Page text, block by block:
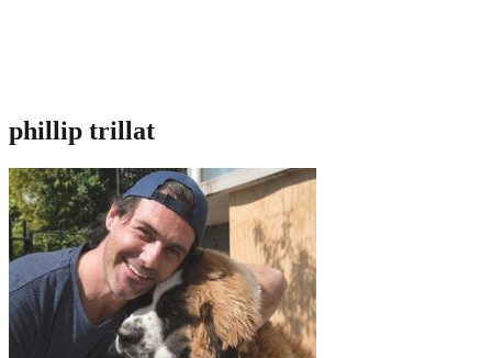
phillip trillat